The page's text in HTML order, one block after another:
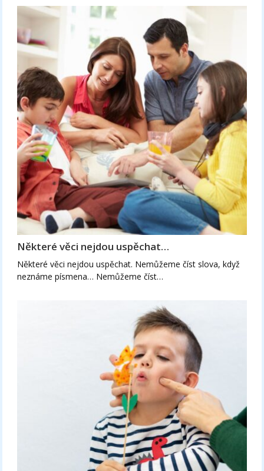
Některé věci nejdou uspěchat…
Některé věci nejdou uspěchat. Nemůžeme číst slova, když
neznáme písmena… Nemůžeme číst…